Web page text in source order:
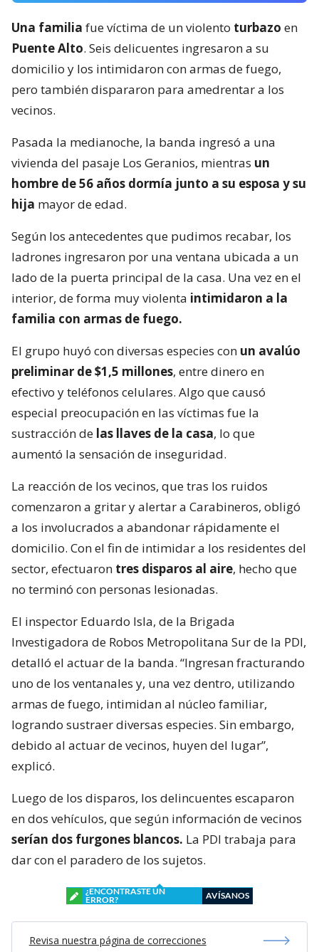
Una familia fue víctima de un violento turbazo en
Puente Alto. Seis delicuentes ingresaron a su
domicilio y los intimidaron con armas de fuego,
pero también dispararon para amedrentar a los
vecinos.
Pasada la medianoche, la banda ingresó a una
vivienda del pasaje Los Geranios, mientras un
hombre de 56 años dormía junto a su esposa y su
hija mayor de edad.
Según los antecedentes que pudimos recabar, los
ladrones ingresaron por una ventana ubicada a un
lado de la puerta principal de la casa. Una vez en el
interior, de forma muy violenta intimidaron a la
familia con armas de fuego.
El grupo huyó con diversas especies con un avalúo
preliminar de $1,5 millones, entre dinero en
efectivo y teléfonos celulares. Algo que causó
especial preocupación en las víctimas fue la
sustracción de las llaves de la casa, lo que
aumentó la sensación de inseguridad.
La reacción de los vecinos, que tras los ruidos
comenzaron a gritar y alertar a Carabineros, obligó
a los involucrados a abandonar rápidamente el
domicilio. Con el fin de intimidar a los residentes del
sector, efectuaron tres disparos al aire, hecho que
no terminó con personas lesionadas.
El inspector Eduardo Isla, de la Brigada
Investigadora de Robos Metropolitana Sur de la PDI,
detalló el actuar de la banda. “Ingresan fracturando
uno de los ventanales y, una vez dentro, utilizando
armas de fuego, intimidan al núcleo familiar,
logrando sustraer diversas especies. Sin embargo,
debido al actuar de vecinos, huyen del lugar”,
explicó.
Luego de los disparos, los delincuentes escaparon
en dos vehículos, que según información de vecinos
serían dos furgones blancos. La PDI trabaja para
dar con el paradero de los sujetos.
¿ENCONTRASTE UN
ERROR?
AVÍSANOS
Revisa nuestra página de correcciones